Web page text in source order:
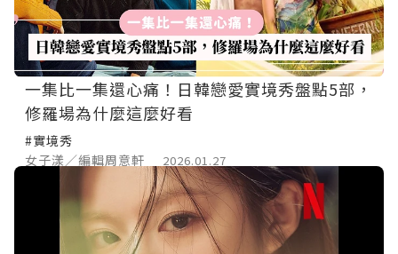
一集比一集還心痛！日韓戀愛實境秀盤點5部，
修羅場為什麼這麼好看
#實境秀
女子漾／編輯周意軒
2026.01.27